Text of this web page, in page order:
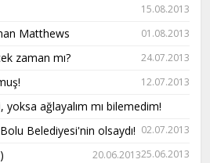
15.08.2013
Matthews 01.08.2013
zaman mı? 24.07.2013
12.07.2013
ağlayalım mı bilemedim!
02.07.2013
Belediyesi'nin olsaydı!
25.06.2013
20.06.2013